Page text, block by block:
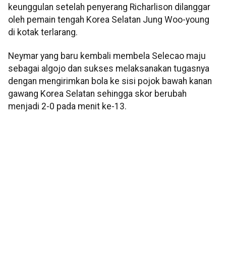
keunggulan setelah penyerang Richarlison dilanggar
oleh pemain tengah Korea Selatan Jung Woo-young
di kotak terlarang.
Neymar yang baru kembali membela Selecao maju
sebagai algojo dan sukses melaksanakan tugasnya
dengan mengirimkan bola ke sisi pojok bawah kanan
gawang Korea Selatan sehingga skor berubah
menjadi 2-0 pada menit ke-13.